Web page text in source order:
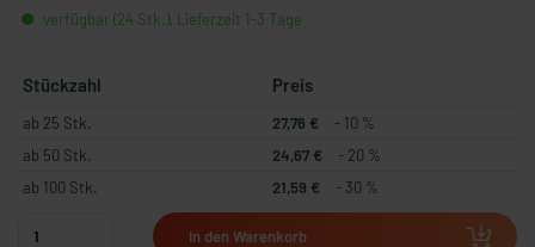
verfügbar (24 Stk.), Lieferzeit 1-3 Tage
Stückzahl Preis
ab 25 Stk. 27,76 €
- 10 %
ab 50 Stk.
24,67 €
- 20 %
ab 100 Stk.
21,59 € - 30 %
In den Warenkorb